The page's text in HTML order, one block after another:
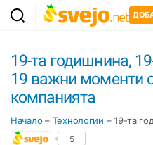
19-та годишнина,
19 важни моменти
компанията
Начало – Технологии –19-та
5